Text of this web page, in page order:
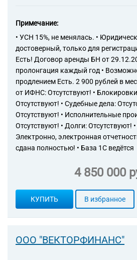
Примечание:
• УСН 15%, не менялась. •
достоверный, только для
Есть! Договор аренды БН от
пролонгация каждый год •
продлением Есть. 2 900 рублей в
от ИФНС: Отсутствуют! •
Отсутствуют! • Судебные дела:
Отсутствуют! • Исполнительные
Отсутствуют! • Долги: Отсутствуют!
Электронно, электронная
сдана полностью! • База 1С ведётся
4 850 000
КУПИТЬ В избранное
ООО "ВЕКТОРФИНАНС"